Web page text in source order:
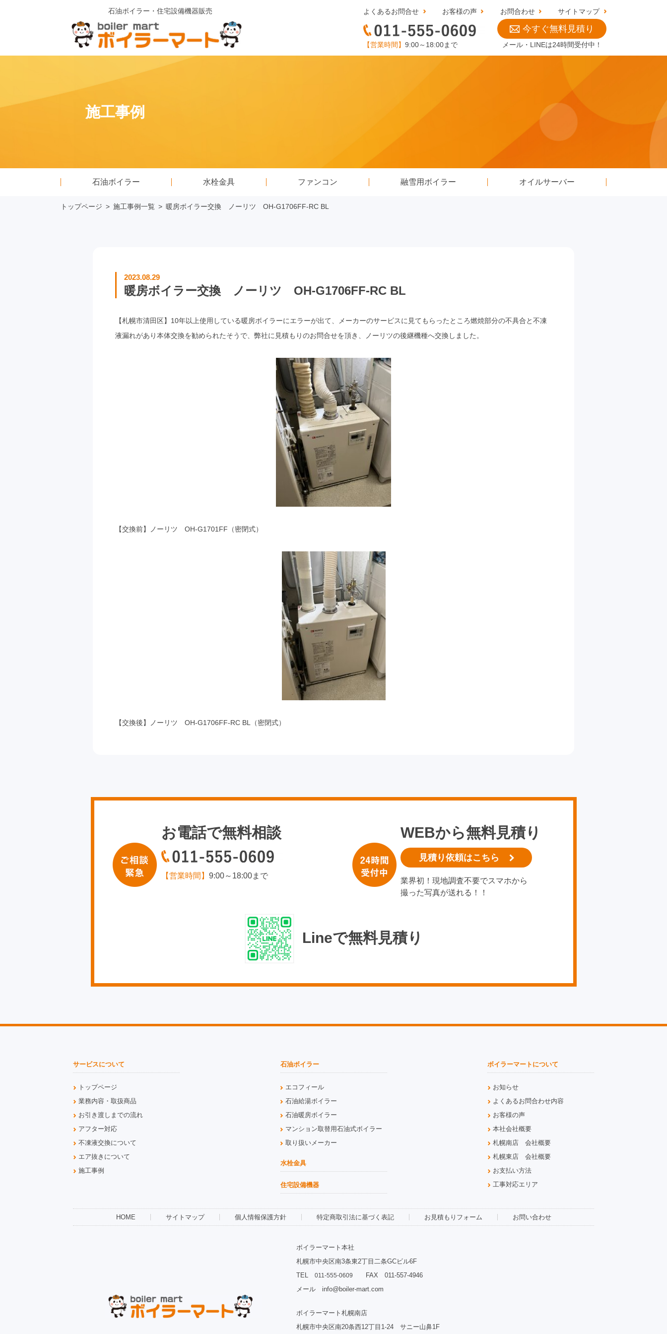
石油ボイラー・住宅設備機器販売 よくあるお問合せ お客様の声 お問合わせ サイトマップ
【営業時間】 9:00～18:00まで
今すぐ無料見積り
メール・LINEは24時間受付中！
施工事例
石油ボイラー 水栓金具 ファンコン 融雪用ボイラー オイルサーバー
トップページ > 施工事例一覧 > 暖房ボイラー交換 ノーリツ OH-G1706FF-RC BL
2023.08.29
暖房ボイラー交換 ノーリツ OH-G1706FF-RC BL
【札幌市清田区】10年以上使用している暖房ボイラーにエラーが出て、メーカーのサービスに見てもらったところ燃焼部分の不具合と不凍
液漏れがあり本体交換を勧められたそうで、弊社に見積もりのお問合せを頂き、ノーリツの後継機種へ交換しました。
【交換前】ノーリツ OH-G1701FF（密閉式）
【交換後】ノーリツ OH-G1706FF-RC BL（密閉式）
お電話で無料相談
【営業時間】 9:00～18:00まで
WEBから無料見積り
見積り依頼はこちら
業界初！現地調査不要でスマホから
撮った写真が送れる！！
Lineで無料見積り
サービスについて
トップページ
業務内容・取扱商品
お引き渡しまでの流れ
アフター対応
不凍液交換について
エア抜きについて
施工事例
石油ボイラー
エコフィール
石油給湯ボイラー
石油暖房ボイラー
マンション取替用石油式ボイラー
取り扱いメーカー
水栓金具
住宅設備機器
ボイラーマートについて
お知らせ
よくあるお問合わせ内容
お客様の声
本社会社概要
札幌南店 会社概要
札幌東店 会社概要
お支払い方法
工事対応エリア
HOME サイトマップ 個人情報保護方針 特定商取引法に基づく表記 お見積もりフォーム お問い合わせ
ボイラーマート本社
札幌市中央区南3条東2丁目二条GCビル6F
TEL 011-555-0609
FAX 011-557-4946
メール info@boiler-mart.com
ボイラーマート札幌南店
札幌市中央区南20条西12丁目1-24 サニー山鼻1F